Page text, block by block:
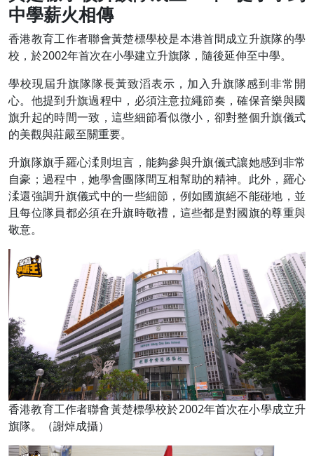
中學薪火相傳
香港教育工作者聯會黃楚標學校是本港首間成立升旗隊的學
校，於2002年首次在小學建立升旗隊，隨後延伸至中學。
學校現屆升旗隊隊長黃致滔表示，加入升旗隊感到非常開
心。他提到升旗過程中，必須注意拉繩節奏，確保音樂與國
旗升起的時間一致，這些細節看似微小，卻對整個升旗儀式
的美觀與莊嚴至關重要。
升旗隊旗手羅心渘則坦言，能夠參與升旗儀式讓她感到非常
自豪；過程中，她學會團隊間互相幫助的精神。此外，羅心
渘還強調升旗儀式中的一些細節，例如國旗絕不能碰地，並
且每位隊員都必須在升旗時敬禮，這些都是對國旗的尊重與
敬意。
香港教育工作者聯會黃楚標學校於2002年首次在小學成立升
旗隊。（謝焯成攝）